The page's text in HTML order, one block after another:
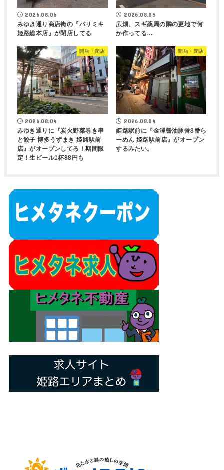
2026.08.06
みゆき通り商店街の『パリミキ
姫路総本店』が閉店してる
2026.08.05
広畑、スギ薬局の隣の更地で何
か作ってる…
開店・閉店
2026.08.04
みゆき通りに『炭火野菜巻き串
と餃子 博多うずまき 姫路駅前
店』がオープンしてる！期間限
定！生ビール1杯88円も
開店・閉店
2026.08.04
姫路駅前に『金澤醤油豚骨8番ら
ーめん 姫路駅前店』がオープン
するみたい。